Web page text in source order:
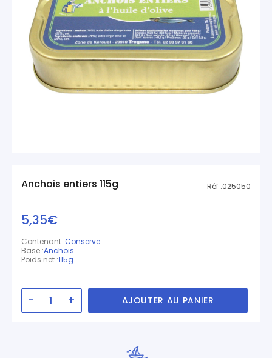
Anchois entiers 115g Réf :025050
5,35€
Contenant :Conserve
Base :Anchois
Poids net :115g
- + AJOUTER AU PANIER